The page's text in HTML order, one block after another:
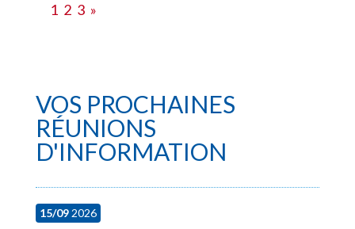
1 2 3 »
VOS PROCHAINES
RÉUNIONS
D'INFORMATION
15/092026